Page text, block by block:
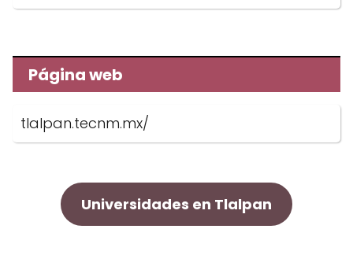
Página web
tlalpan.tecnm.mx/
Universidades en Tlalpan